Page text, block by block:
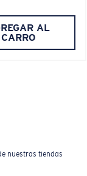
AL
CARRO
nuestras tiendas